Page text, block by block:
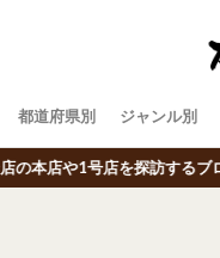
都道府県別 ジャンル別
ブログ「本店の旅」